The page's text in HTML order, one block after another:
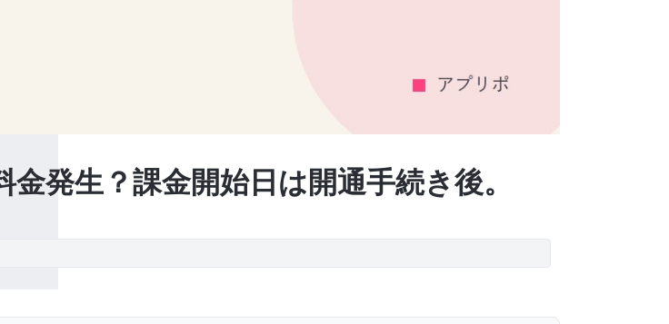
発生？課金開始日は開通手続き後。